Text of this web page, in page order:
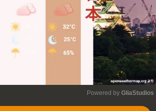
Powered by GliaStudios